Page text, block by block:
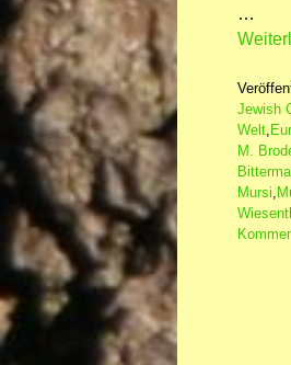
…
Jewish
Welt,
M.
Mursi,